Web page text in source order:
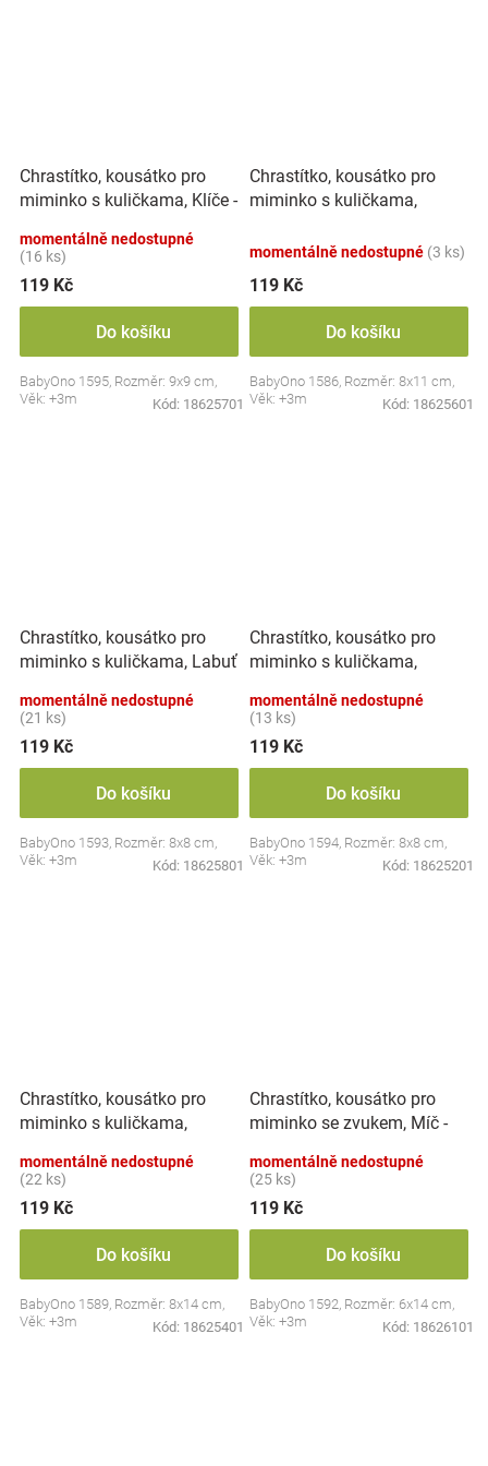
Chrastítko, kousátko pro
miminko s kuličkama, Klíče -
momentálně nedostupné
(16 ks)
119 Kč
Do košíku
BabyOno 1595, Rozměr: 9x9 cm,
Věk: +3m
Kód: 18625701
Chrastítko, kousátko pro
miminko s kuličkama,
momentálně nedostupné (3 ks)
119 Kč
Do košíku
BabyOno 1586, Rozměr: 8x11 cm,
Věk: +3m
Kód: 18625601
Chrastítko, kousátko pro
miminko s kuličkama, Labuť
momentálně nedostupné
(21 ks)
119 Kč
Do košíku
BabyOno 1593, Rozměr: 8x8 cm,
Věk: +3m
Kód: 18625801
Chrastítko, kousátko pro
miminko s kuličkama,
momentálně nedostupné
(13 ks)
119 Kč
Do košíku
BabyOno 1594, Rozměr: 8x8 cm,
Věk: +3m
Kód: 18625201
Chrastítko, kousátko pro
miminko s kuličkama,
momentálně nedostupné
(22 ks)
119 Kč
Do košíku
BabyOno 1589, Rozměr: 8x14 cm,
Věk: +3m
Kód: 18625401
Chrastítko, kousátko pro
miminko se zvukem, Míč -
momentálně nedostupné
(25 ks)
119 Kč
Do košíku
BabyOno 1592, Rozměr: 6x14 cm,
Věk: +3m
Kód: 18626101